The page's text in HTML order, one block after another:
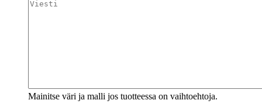
Mainitse väri ja malli jos tuotteessa on vaihtoehtoja.